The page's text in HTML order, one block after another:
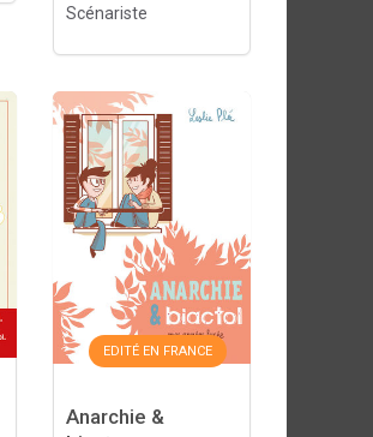
Scénariste
EDITÉ EN FRANCE
Anarchie &